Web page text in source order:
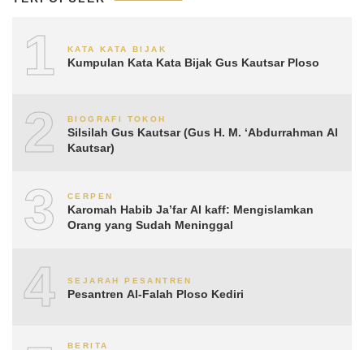
1 KATA KATA BIJAK
Kumpulan Kata Kata Bijak Gus Kautsar Ploso
2 BIOGRAFI TOKOH
Silsilah Gus Kautsar (Gus H. M. ‘Abdurrahman Al
Kautsar)
3 CERPEN
Karomah Habib Ja’far Al kaff: Mengislamkan
Orang yang Sudah Meninggal
4 SEJARAH PESANTREN
Pesantren Al-Falah Ploso Kediri
BERITA